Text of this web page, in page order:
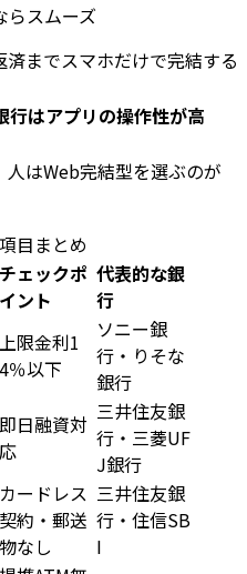
らスムーズ
までスマホだけで完結する
行はアプリの操作性が高
人はWeb完結型を選ぶのが
目まとめ
チェックポ
イント
代表的な銀
行
上限金利1
4％以下
ソニー銀
行・りそな
銀行
即日融資対
応
三井住友銀
行・三菱UF
J銀行
カードレス
契約・郵送
物なし
三井住友銀
行・住信SB
I